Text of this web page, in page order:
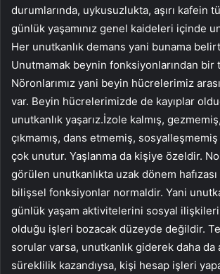
durumlarında, uykusuzlukta, aşırı kafein
günlük yaşamınız genel kaideleri içinde
Her unutkanlık demans yani bunama
Unutmamak beynin fonksiyonlarından bir
Nöronlarımız yani beyin hücrelerimiz
var. Beyin hücrelerimizde de kayıplar
unutkanlık yaşarız.İzole kalmış,
çıkmamış, dans etmemiş,
çok unutur. Yaşlanma da kişiye özeldir.
görülen unutkanlıkta uzak dönem
bilişsel fonksiyonlar normaldir. Yani
günlük yaşam aktivitelerini sosyal
olduğu işleri bozacak düzeyde değildir.
sorular varsa, unutkanlık giderek daha da
süreklilik kazandıysa, kişi hesap işleri